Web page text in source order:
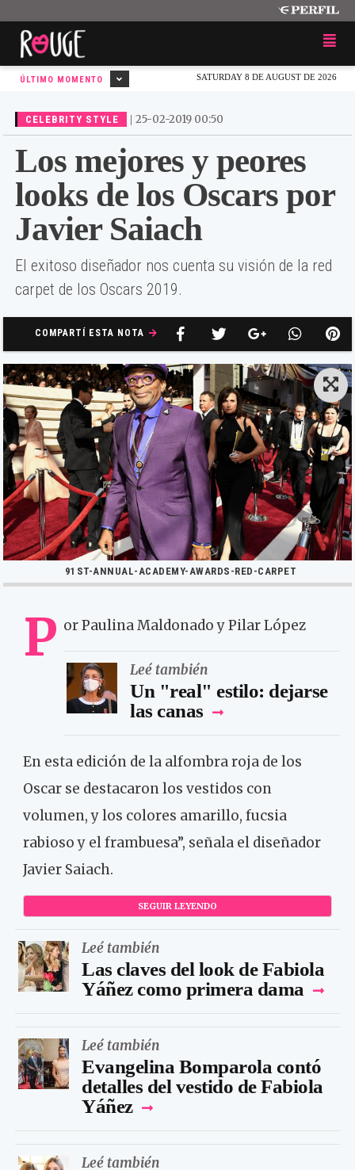
SATURDAY 8 DE AUGUST DE 2026
ÚLTIMO MOMENTO
CELEBRITY STYLE | 25-02-2019 00:50
Los mejores y peores
looks de los Oscars por
Javier Saiach
El exitoso diseñador nos cuenta su visión de la red
carpet de los Oscars 2019.
COMPARTÍ ESTA NOTA
91ST-ANNUAL-ACADEMY-AWARDS-RED-CARPET
P or Paulina Maldonado y Pilar López
Leé también
Un "real" estilo: dejarse
las canas
En esta edición de la alfombra roja de los
Oscar se destacaron los vestidos con
volumen, y los colores amarillo, fucsia
rabioso y el frambuesa”, señala el diseñador
Javier Saiach.
SEGUIR LEYENDO
Leé también
Las claves del look de Fabiola
Yáñez como primera dama
Leé también
Evangelina Bomparola contó
detalles del vestido de Fabiola
Yáñez
Leé también